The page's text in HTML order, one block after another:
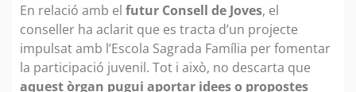
En relació amb el futur Consell de Joves, el
conseller ha aclarit que es tracta d’un projecte
impulsat amb l’Escola Sagrada Família per fomentar
la participació juvenil. Tot i això, no descarta que
aquest òrgan pugui aportar idees o propostes